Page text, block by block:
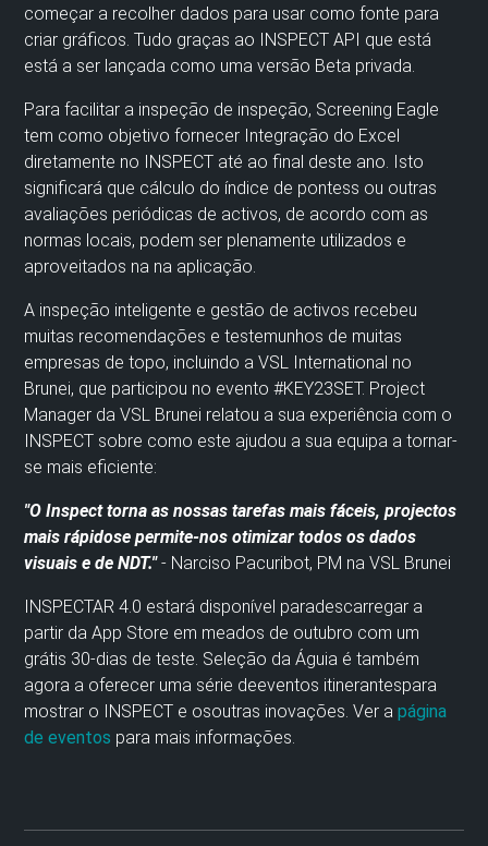
começar a recolher dados para usar como fonte para
criar gráficos. Tudo graças ao I NSPECT API que está
está a ser lançada como uma versão Beta privada.
Parafacilitar a inspeção de inspeção, Screening Eagle
tem como objetivofornecer Integração do Excel
diretamente no I NSPECT até ao final deste ano. Isto
significará que cálculo do índice de pontess ou outras
avaliações periódicas de activos, de acordo com as
normas locais, podem ser plenamente utilizados e
aproveitados na na aplicação.
A inspeção inteligente e gestão de activos recebeu
muitas recomendações e testemunhos de muitas
empresas de topo, incluindo a VSL International no
Brunei, que participou no evento #KEY23SET. Project
Manager da VSL Brunei relatou a sua experiência com o
INSPECT sobre como este ajudou a sua equipa a tornar-
se mais eficiente:
"O Inspect torna as nossas tarefas mais fáceis, projectos
mais rápidose permite-nos otimizar todos os dados
visuais e de NDT." - Narciso Pacuribot, PM na VSL Brunei
INSPECTAR4.0 estará disponível paradescarregar a
partir da App Store em meados de outubro com um
grátis 30-dias de teste. Seleção da Águia é também
agora a oferecer uma série deeventos itinerantespara
mostrar o INSPECT e osoutras inovações. Ver a página
de eventos para mais informações.